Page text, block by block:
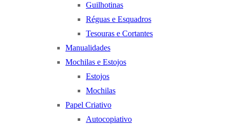
Guilhotinas
Réguas e Esquadros
Tesouras e Cortantes
Manualidades
Mochilas e Estojos
Estojos
Mochilas
Papel Criativo
Autocopiativo